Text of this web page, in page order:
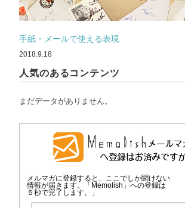
手紙・メールで使える表現
2018.9.18
人気のあるコンテンツ
まだデータがありません。
メルマガに登録すると、ここでしか聞けない
情報が届きます。「Memolish」への登録は
５秒で完了します。」